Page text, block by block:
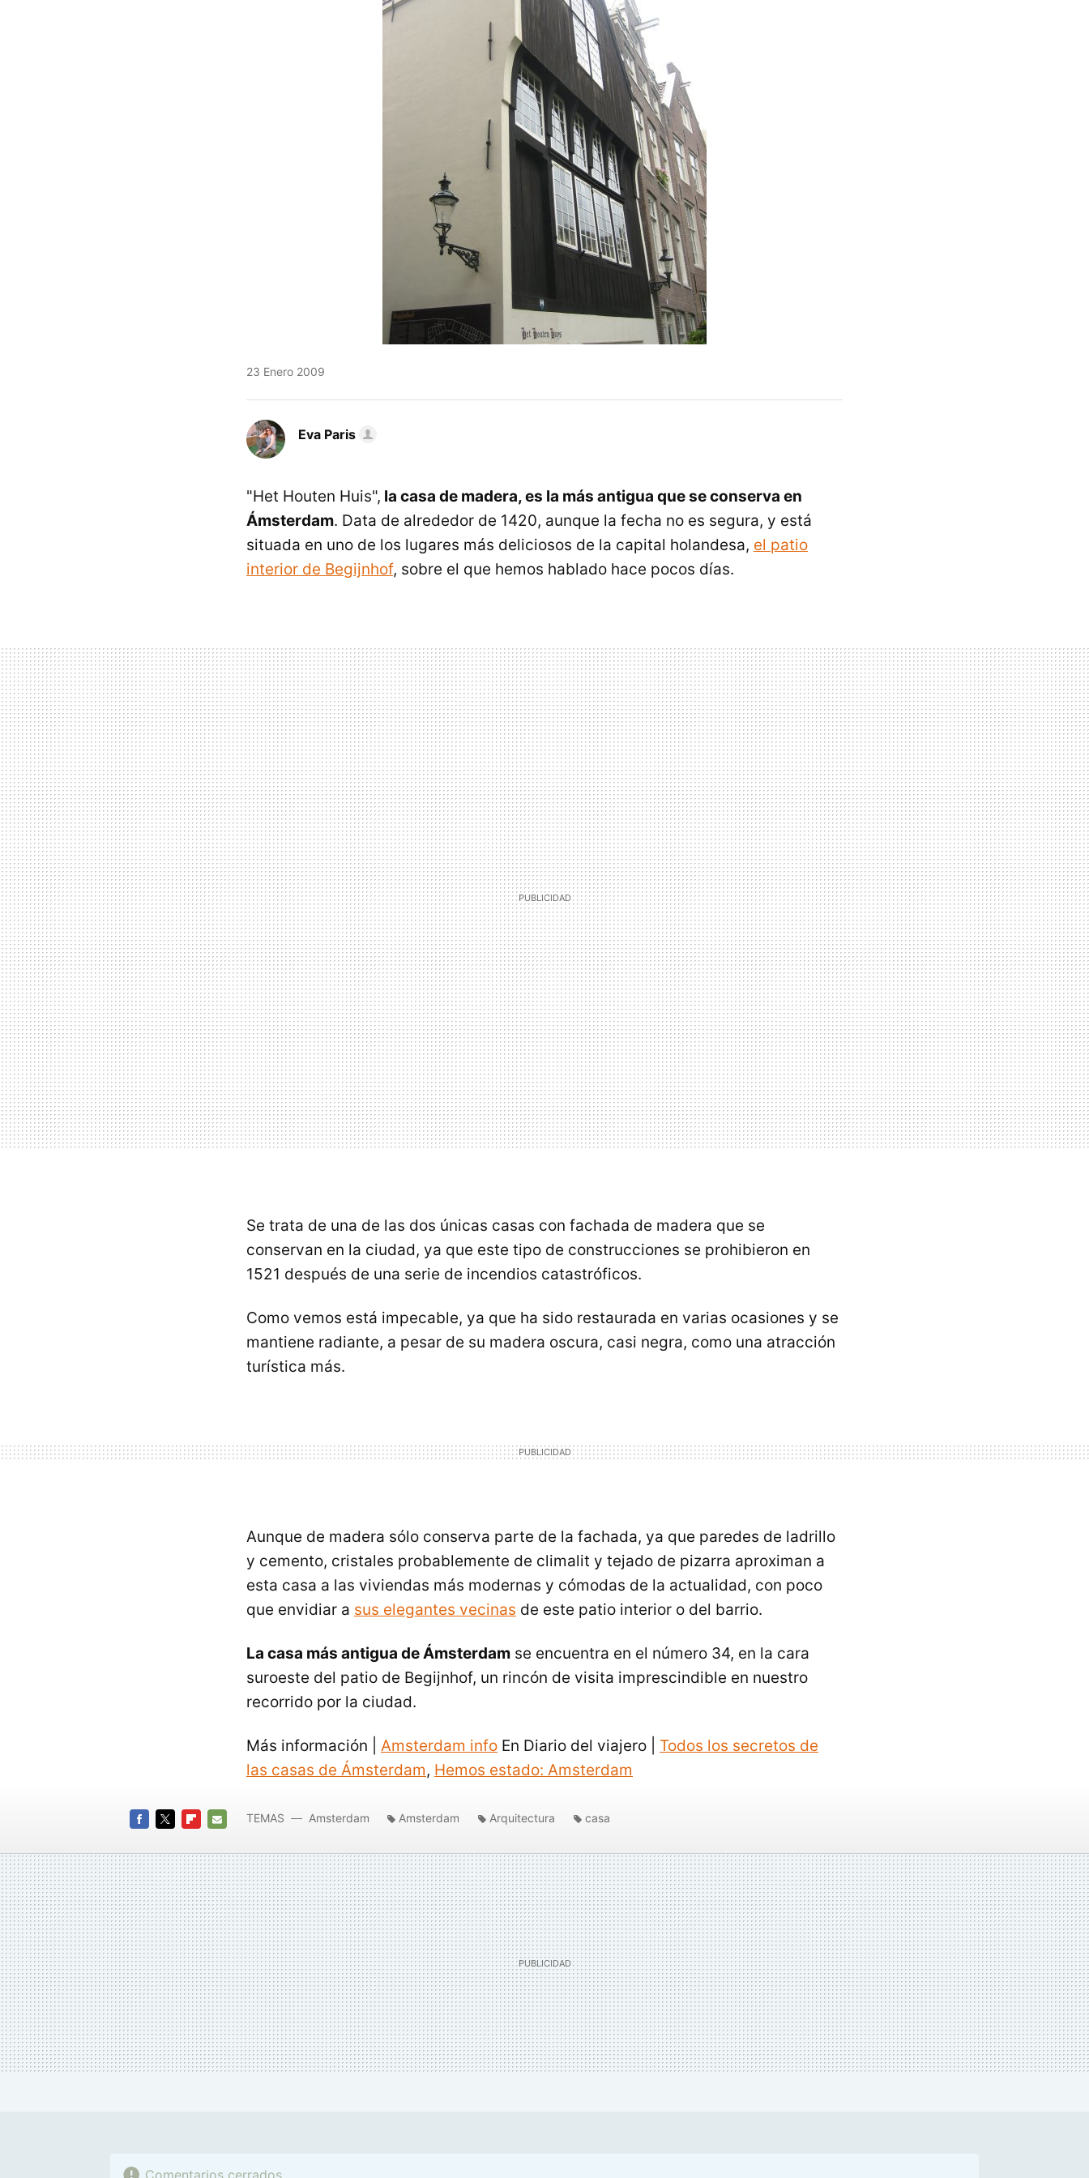
23 Enero 2009
Eva Paris
"Het Houten Huis", la casa de madera, es la más antigua que se conserva en
Ámsterdam. Data de alrededor de 1420, aunque la fecha no es segura, y está
situada en uno de los lugares más deliciosos de la capital holandesa, el patio
interior de Begijnhof, sobre el que hemos hablado hace pocos días.
Se trata de una de las dos únicas casas con fachada de madera que se
conservan en la ciudad, ya que este tipo de construcciones se prohibieron en
1521 después de una serie de incendios catastróficos.
Como vemos está impecable, ya que ha sido restaurada en varias ocasiones y se
mantiene radiante, a pesar de su madera oscura, casi negra, como una atracción
turística más.
Aunque de madera sólo conserva parte de la fachada, ya que paredes de ladrillo
y cemento, cristales probablemente de climalit y tejado de pizarra aproximan a
esta casa a las viviendas más modernas y cómodas de la actualidad, con poco
que envidiar a sus elegantes vecinas de este patio interior o del barrio.
La casa más antigua de Ámsterdam se encuentra en el número 34, en la cara
suroeste del patio de Begijnhof, un rincón de visita imprescindible en nuestro
recorrido por la ciudad.
Más información | Amsterdam info En Diario del viajero | Todos los secretos de
las casas de Ámsterdam, Hemos estado: Amsterdam
MAIL
TEMAS Amsterdam Amsterdam Arquitectura casa
Comentarios cerrados